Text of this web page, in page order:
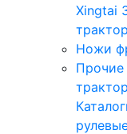
Xingtai
Ножи
Прочие